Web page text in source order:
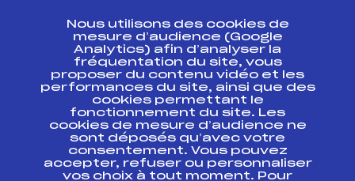
AAPF0362.FFS
12 ° TROPHEE
BANQUE POPULAIRE
DES ALPES CRJ U 14
– QUALI COUPE DE
LA FEDERATION
FFS
AAPF0311.FFS
Trophée Banque
Populaire des Alpes
Filles
FFS
12ème EDITION
TROPHEE BANQUE
POPULAIRE DES
Nous utilisons des cookies de
mesure d’audience (Google
Analytics) afin d’analyser la
fréquentation du site, vous
proposer du contenu vidéo et les
performances du site, ainsi que des
cookies permettant le
fonctionnement du site. Les
cookies de mesure d’audience ne
sont déposés qu’avec votre
consentement. Vous pouvez
accepter, refuser ou personnaliser
vos choix à tout moment. Pour